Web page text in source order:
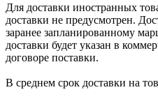
Для доставки иностранных
доставки не предусмотрен.
заранее запланированному
доставки будет указан в
договоре поставки.
В среднем срок доставки на